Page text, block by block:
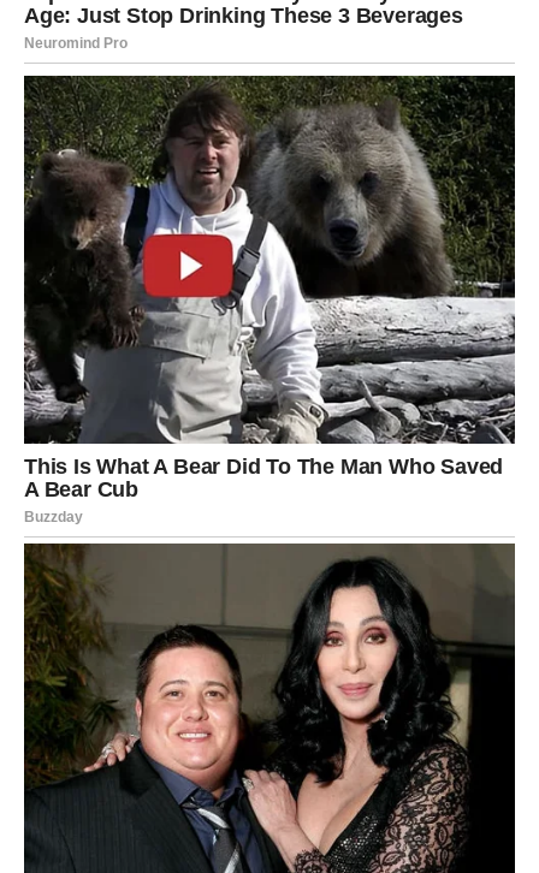
Važno je da budete spremni da brzo reagujete.
RAK
Rakovima finansijski teret polako pada sa leđa. Situacija
koja vam je stvarala stres počinje da se razvija mnogo
povoljnije.
Moguće je vraćanje novca, uspješan dogovor ili prilika da
povećate prihode. Zvijezde vam vraćaju osjećaj
sigurnosti koji vam je nedostajao.
LAV
Lavovima dolazi period priznanja i nagrada. Ono što ste
dugo gradili sada počinje da donosi konkretne rezultate.
Finansijski napredak može doći kroz unapređenje, novi
projekat ili priliku koja vas stavlja u mnogo bolju poziciju
nego ranije. Pred vama su veoma pozitivni dani.
DJEVICA
Djevice konačno vide kraj finansijskih briga koje su ih
pratile duže nego što su željele. Zvijezde pokazuju da
dolazi vrijeme mnogo pametnijeg upravljanja novcem i
stabilnijih prihoda.